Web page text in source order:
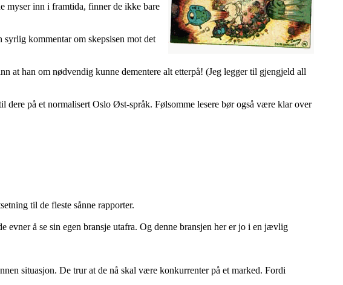
myser inn i framtida, finner de ikke bare
kommentar om skepsisen mot det
at han om nødvendig kunne dementere alt etterpå! (Jeg legger til gjengjeld all
på et normalisert Oslo Øst-språk. Følsomme lesere bør også være klar over
til de fleste sånne rapporter.
å se sin egen bransje utafra. Og denne bransjen her er jo i en jævlig
situasjon. De trur at de nå skal være konkurrenter på et marked. Fordi